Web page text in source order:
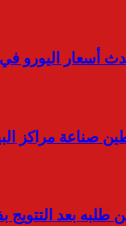
أسعار اليورو
صناعة مراكز
طلبه بعد